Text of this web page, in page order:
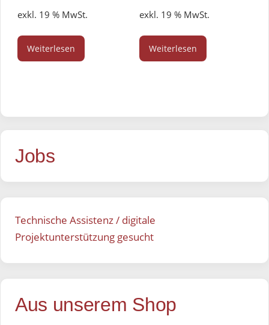
exkl. 19 % MwSt.
Weiterlesen
exkl. 19 % MwSt.
Weiterlesen
Jobs
Technische Assistenz / digitale
Projektunterstützung gesucht
Aus unserem Shop